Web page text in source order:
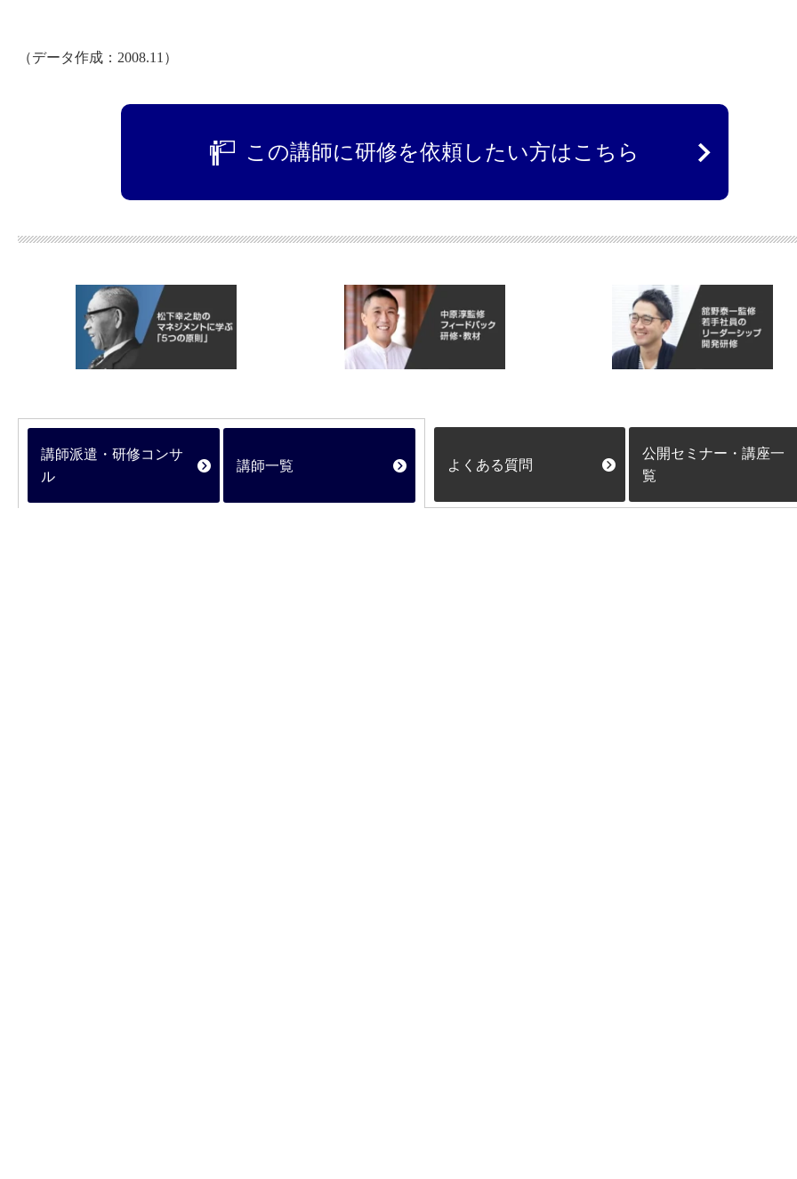
（データ作成：2008.11）
この講師に研修を依頼したい方はこちら
講師派遣・研修コンサ
ル
講師一覧 よくある質問
公開セミナー・講座一
覧